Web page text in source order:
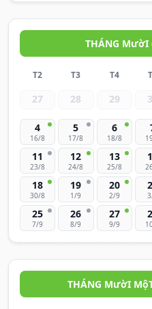
THÁNG MườI
T2 T3 T4
27 28 29
4
16/8
5
17/8
6
18/8
11
23/8
12
24/8
13
25/8
18
30/8
19
1/9
20
2/9
25
7/9
26
8/9
27
9/9
THÁNG MườI